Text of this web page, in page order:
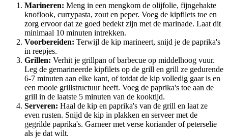
Marineren: Meng in een mengkom de olijfolie, fijngehakte
knoflook, currypasta, zout en peper. Voeg de kipfilets toe en
zorg ervoor dat ze goed bedekt zijn met de marinade. Laat dit
minimaal 10 minuten intrekken.
Voorbereiden: Terwijl de kip marineert, snijd je de paprika's
in reepjes.
Grillen: Verhit je grillpan of barbecue op middelhoog vuur.
Leg de gemarineerde kipfilets op de grill en grill ze gedurende
6-7 minuten aan elke kant, of totdat de kip volledig gaar is en
een mooie grillstructuur heeft. Voeg de paprika's toe aan de
grill in de laatste 5 minuten van de kooktijd.
Serveren: Haal de kip en paprika's van de grill en laat ze
even rusten. Snijd de kip in plakken en serveer met de
gegrilde paprika's. Garneer met verse koriander of peterselie
als je dat wilt.